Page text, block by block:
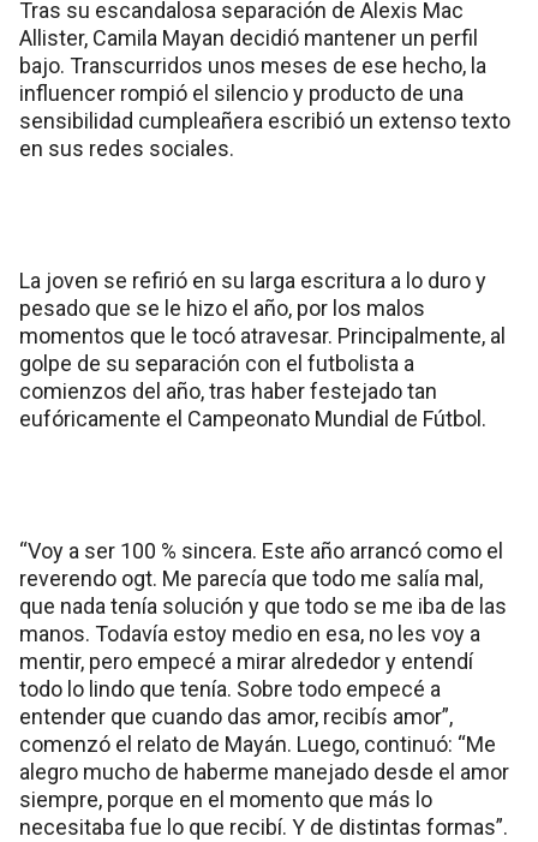
Tras su escandalosa separación de Alexis Mac
Allister, Camila Mayan decidió mantener un perfil
bajo. Transcurridos unos meses de ese hecho, la
influencer rompió el silencio y producto de una
sensibilidad cumpleañera escribió un extenso texto
en sus redes sociales.
La joven se refirió en su larga escritura a lo duro y
pesado que se le hizo el año, por los malos
momentos que le tocó atravesar. Principalmente, al
golpe de su separación con el futbolista a
comienzos del año, tras haber festejado tan
eufóricamente el Campeonato Mundial de Fútbol.
“Voy a ser 100 % sincera. Este año arrancó como el
reverendo ogt. Me parecía que todo me salía mal,
que nada tenía solución y que todo se me iba de las
manos. Todavía estoy medio en esa, no les voy a
mentir, pero empecé a mirar alrededor y entendí
todo lo lindo que tenía. Sobre todo empecé a
entender que cuando das amor, recibís amor”,
comenzó el relato de Mayán. Luego, continuó: “Me
alegro mucho de haberme manejado desde el amor
siempre, porque en el momento que más lo
necesitaba fue lo que recibí. Y de distintas formas”.